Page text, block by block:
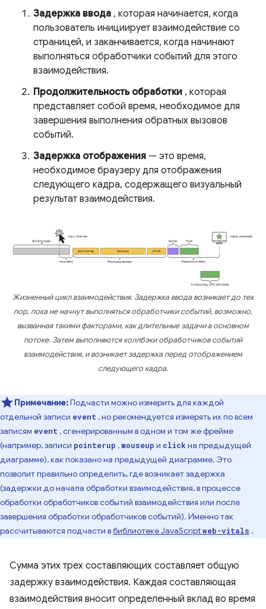
Задержка ввода , которая начинается, когда
пользователь инициирует взаимодействие со
страницей, и заканчивается, когда начинают
выполняться обработчики событий для этого
взаимодействия.
Продолжительность обработки , которая
представляет собой время, необходимое для
завершения выполнения обратных вызовов
событий.
Задержка отображения — это время,
необходимое браузеру для отображения
следующего кадра, содержащего визуальный
результат взаимодействия.
Жизненный цикл взаимодействия. Задержка ввода возникает до тех
пор, пока не начнут выполняться обработчики событий, возможно,
вызванная такими факторами, как длительные задачи в основном
потоке. Затем выполняются коллбэки обработчиков событий
взаимодействия, и возникает задержка перед отображением
следующего кадра.
Примечание:Подчасти можно измерить для каждой
отдельной записи event , но рекомендуется измерять их по всем
записям event , сгенерированным в одном и том же фрейме
(например, записи pointerup , mouseup и click на предыдущей
диаграмме), как показано на предыдущей диаграмме. Это
позволит правильно определить, где возникает задержка
(задержки до начала обработки взаимодействия, в процессе
обработки обработчиков событий взаимодействия или после
завершения обработки обработчиков событий). Именно так
рассчитываются подчасти вбиблиотеке JavaScriptweb-vitals .
Сумма этих трех составляющих составляет общую
задержку взаимодействия. Каждая составляющая
взаимодействия вносит определенный вклад во время